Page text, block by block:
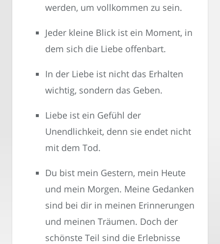
werden, um vollkommen zu sein.
Jeder kleine Blick ist ein Moment, in
dem sich die Liebe offenbart.
In der Liebe ist nicht das Erhalten
wichtig, sondern das Geben.
Liebe ist ein Gefühl der
Unendlichkeit, denn sie endet nicht
mit dem Tod.
Du bist mein Gestern, mein Heute
und mein Morgen. Meine Gedanken
sind bei dir in meinen Erinnerungen
und meinen Träumen. Doch der
schönste Teil sind die Erlebnisse